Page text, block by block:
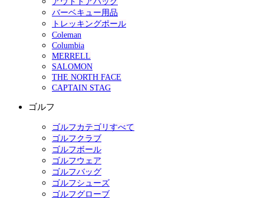
バーベキュー用品
トレッキングポール
Coleman
Columbia
MERRELL
SALOMON
THE NORTH FACE
CAPTAIN STAG
ゴルフ
ゴルフカテゴリすべて
ゴルフクラブ
ゴルフボール
ゴルフウェア
ゴルフバッグ
ゴルフシューズ
ゴルフグローブ